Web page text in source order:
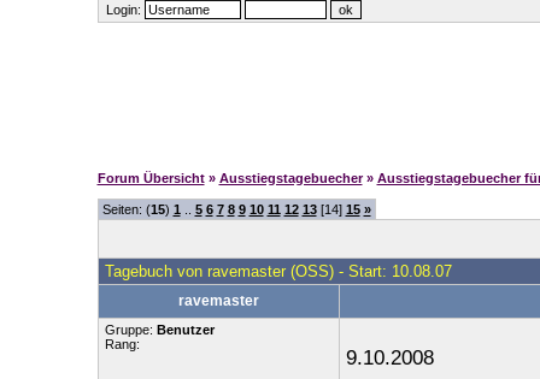
Login:
Forum Übersicht » Ausstiegstagebuecher » Ausstiegstagebuecher
Seiten: (15) 1 5 6 7 8 9 10 11 12 13[14] 15 »
Tagebuch von ravemaster (OSS) - Start: 10.08.07
ravemaster
Gruppe: Benutzer
Rang:
9.10.2008